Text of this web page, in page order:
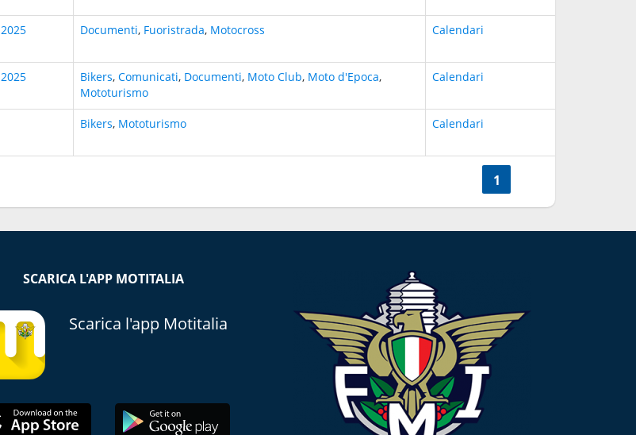
2025 Documenti, Fuoristrada, Motocross Calendari
2025 Bikers, Comunicati, Documenti, Moto Club, Moto d'Epoca,
Mototurismo
Calendari
Bikers, Mototurismo Calendari
1
SCARICA L'APP MOTITALIA
Scarica l'app Motitalia